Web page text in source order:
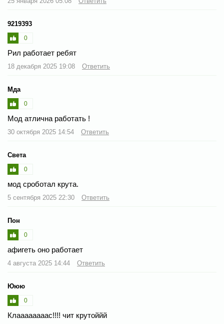
9219393
0
Рил работает ребят
18 декабря 2025 19:08 Ответить
Мда
0
Мод атлична работать !
30 октября 2025 14:54 Ответить
Света
0
мод сроботал крута.
5 сентября 2025 22:30 Ответить
Пон
0
афигеть оно работает
4 августа 2025 14:44 Ответить
Ююю
0
Клаааааааас!!!! чит крутоййй